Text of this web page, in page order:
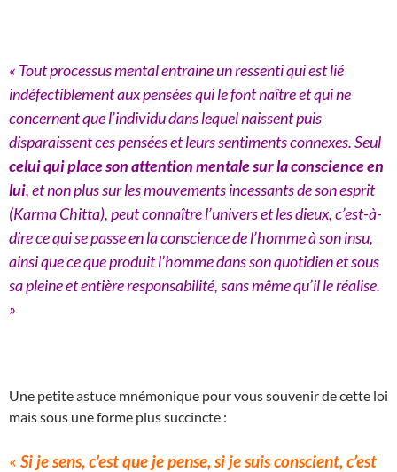
« Tout processus mental entraine un ressenti qui est lié
indéfectiblement aux pensées qui le font naître et qui ne
concernent que l’individu dans lequel naissent puis
disparaissent ces pensées et leurs sentiments connexes. Seul
celui qui place son attention mentale sur la conscience en
lui, et non plus sur les mouvements incessants de son esprit
(Karma Chitta), peut connaître l’univers et les dieux, c’est-à-
dire ce qui se passe en la conscience de l’homme à son insu,
ainsi que ce que produit l’homme dans son quotidien et sous
sa pleine et entière responsabilité, sans même qu’il le réalise.
»
Une petite astuce mnémonique pour vous souvenir de cette loi
mais sous une forme plus succincte :
« Si je sens, c’est que je pense, si je suis conscient, c’est